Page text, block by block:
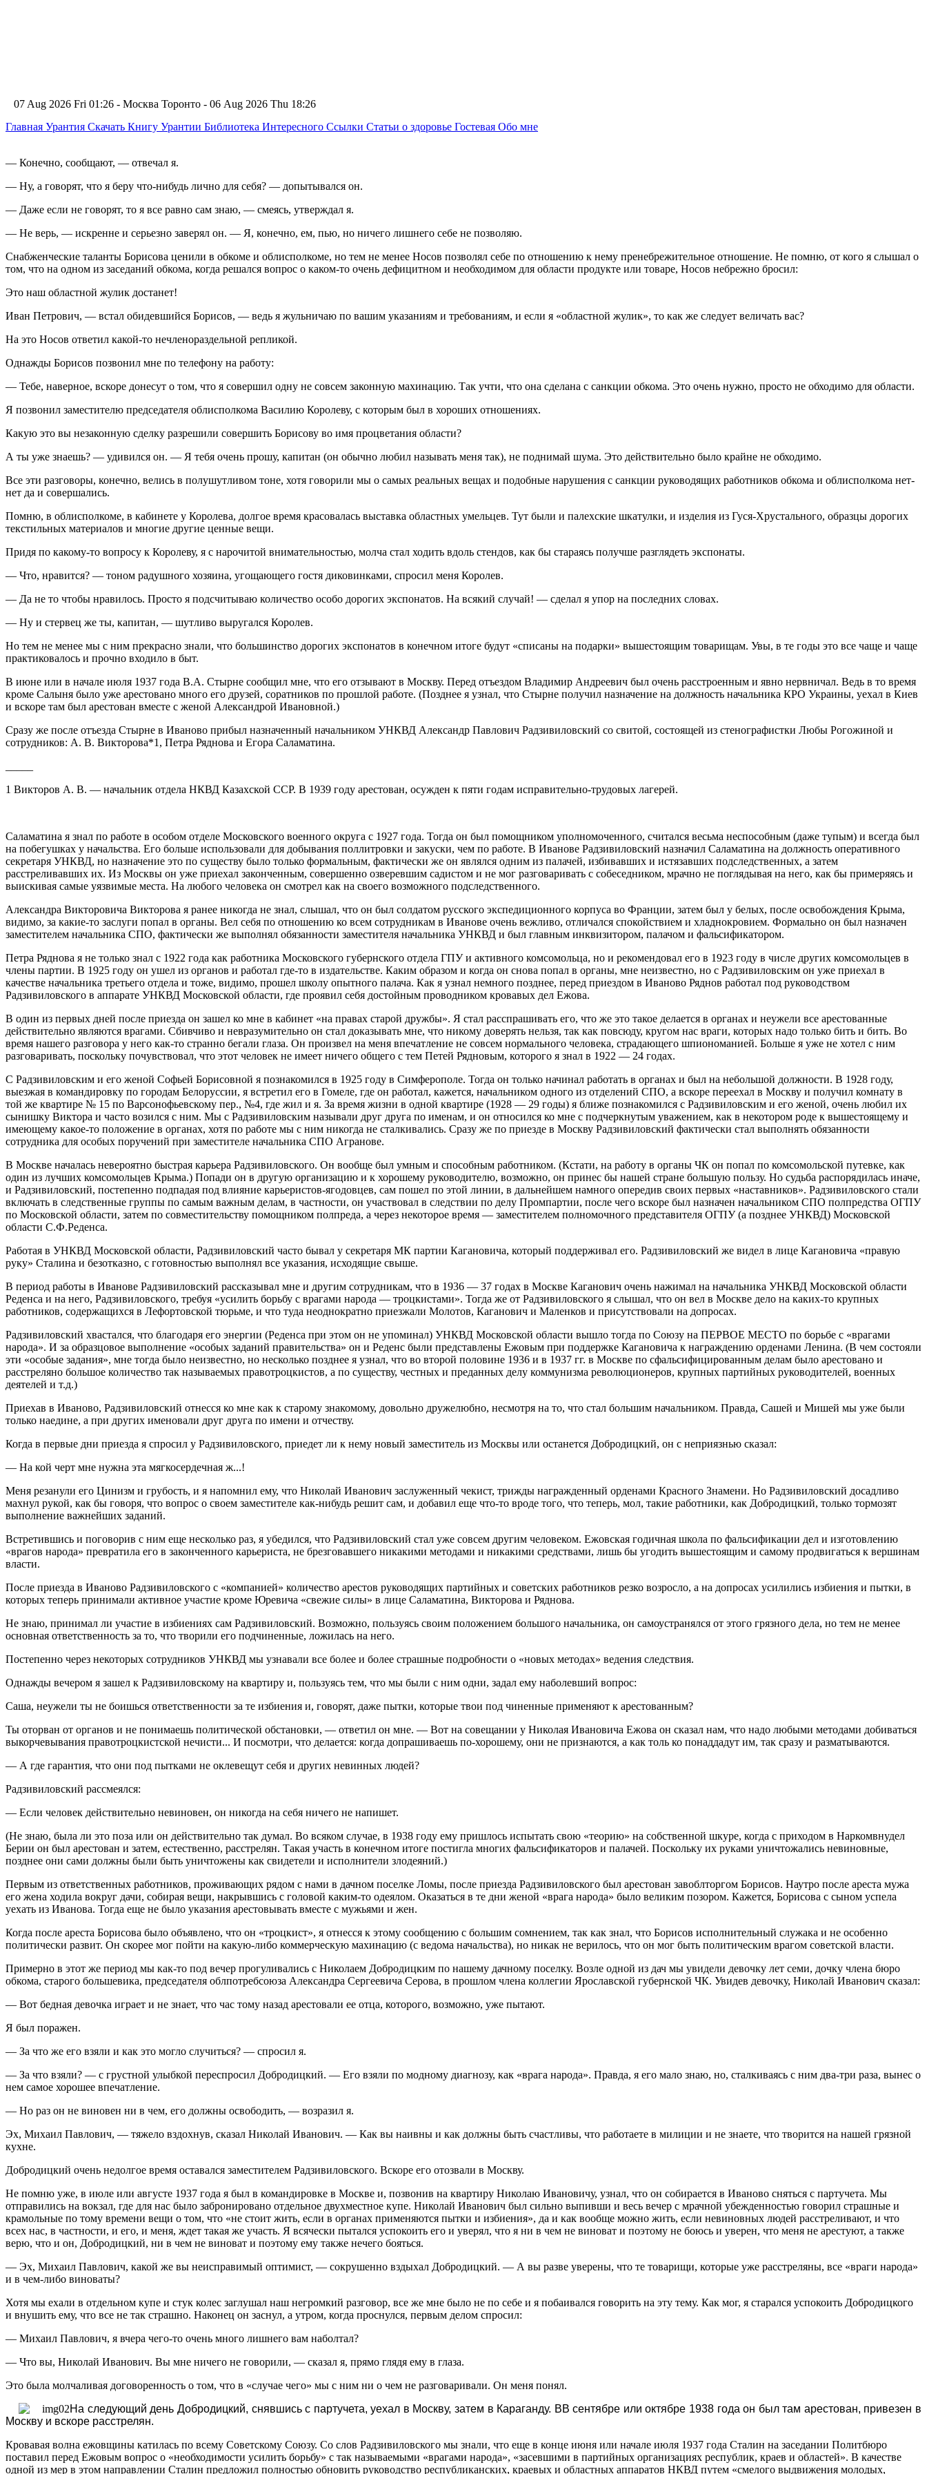
07 Aug 2026 Fri 01:26 - Москва Торонто - 06 Aug 2026 Thu 18:26
Главная Урантия Скачать Книгу Урантии Библиотека Интересного Ссылки Статьи о здоровье Гостевая Обо мне
— Конечно, сообщают, — отвечал я.
— Ну, а говорят, что я беру что-нибудь лично для себя? — допытывался он.
— Даже если не говорят, то я все равно сам знаю, — смеясь, утверждал я.
— Не верь, — искренне и серьезно заверял он. — Я, конечно, ем, пью, но ничего лишнего себе не позволяю.
Снабженческие таланты Борисова ценили в обкоме и облисполкоме, но тем не менее Носов позволял себе по отношению к нему пренебрежительное отношение. Не помню, от кого я слышал о
том, что на одном из заседаний обкома, когда решался вопрос о каком-то очень дефицитном и необходимом для области продукте или товаре, Носов небрежно бросил:
Это наш областной жулик достанет!
Иван Петрович, — встал обидевшийся Борисов, — ведь я жульничаю по вашим указаниям и требованиям, и если я «областной жулик», то как же следует величать вас?
На это Носов ответил какой-то нечленораздельной репликой.
Однажды Борисов позвонил мне по телефону на работу:
— Тебе, наверное, вскоре донесут о том, что я совершил одну не совсем законную махинацию. Так учти, что она сделана с санкции обкома. Это очень нужно, просто не обходимо для области.
Я позвонил заместителю председателя облисполкома Василию Королеву, с которым был в хороших отношениях.
Какую это вы незаконную сделку разрешили совершить Борисову во имя процветания области?
А ты уже знаешь? — удивился он. — Я тебя очень прошу, капитан (он обычно любил называть меня так), не поднимай шума. Это действительно было крайне не обходимо.
Все эти разговоры, конечно, велись в полушутливом тоне, хотя говорили мы о самых реальных вещах и подобные нарушения с санкции руководящих работников обкома и облисполкома нет-
нет да и совершались.
Помню, в облисполкоме, в кабинете у Королева, долгое время красовалась выставка областных умельцев. Тут были и палехские шкатулки, и изделия из Гуся-Хрустального, образцы дорогих
текстильных материалов и многие другие ценные вещи.
Придя по какому-то вопросу к Королеву, я с нарочитой внимательностью, молча стал ходить вдоль стендов, как бы стараясь получше разглядеть экспонаты.
— Что, нравится? — тоном радушного хозяина, угощающего гостя диковинками, спросил меня Королев.
— Да не то чтобы нравилось. Просто я подсчитываю количество особо дорогих экспонатов. На всякий случай! — сделал я упор на последних словах.
— Ну и стервец же ты, капитан, — шутливо выругался Королев.
Но тем не менее мы с ним прекрасно знали, что большинство дорогих экспонатов в конечном итоге будут «списаны на подарки» вышестоящим товарищам. Увы, в те годы это все чаще и чаще
практиковалось и прочно входило в быт.
В июне или в начале июля 1937 года В.А. Стырне сообщил мне, что его отзывают в Москву. Перед отъездом Владимир Андреевич был очень расстроенным и явно нервничал. Ведь в то время
кроме Салыня было уже арестовано много его друзей, соратников по прошлой работе. (Позднее я узнал, что Стырне получил назначение на должность начальника КРО Украины, уехал в Киев
и вскоре там был арестован вместе с женой Александрой Ивановной.)
Сразу же после отъезда Стырне в Иваново прибыл назначенный начальником УНКВД Александр Павлович Радзивиловский со свитой, состоящей из стенографистки Любы Рогожиной и
сотрудников: А. В. Викторова*1, Петра Ряднова и Егора Саламатина.
1 Викторов А. В. — начальник отдела НКВД Казахской ССР. В 1939 году арестован, осужден к пяти годам исправительно-трудовых лагерей.
Саламатина я знал по работе в особом отделе Московского военного округа с 1927 года. Тогда он был помощником уполномоченного, считался весьма неспособным (даже тупым) и всегда был
на побегушках у начальства. Его больше использовали для добывания поллитровки и закуски, чем по работе. В Иванове Радзивиловский назначил Саламатина на должность оперативного
секретаря УНКВД, но назначение это по существу было только формальным, фактически же он являлся одним из палачей, избивавших и истязавших подследственных, а затем
расстреливавших их. Из Москвы он уже приехал законченным, совершенно озверевшим садистом и не мог разговаривать с собеседником, мрачно не поглядывая на него, как бы примеряясь и
выискивая самые уязвимые места. На любого человека он смотрел как на своего возможного подследственного.
Александра Викторовича Викторова я ранее никогда не знал, слышал, что он был солдатом русского экспедиционного корпуса во Франции, затем был у белых, после освобождения Крыма,
видимо, за какие-то заслуги попал в органы. Вел себя по отношению ко всем сотрудникам в Иванове очень вежливо, отличался спокойствием и хладнокровием. Формально он был назначен
заместителем начальника СПО, фактически же выполнял обязанности заместителя начальника УНКВД и был главным инквизитором, палачом и фальсификатором.
Петра Ряднова я не только знал с 1922 года как работника Московского губернского отдела ГПУ и активного комсомольца, но и рекомендовал его в 1923 году в числе других комсомольцев в
члены партии. В 1925 году он ушел из органов и работал где-то в издательстве. Каким образом и когда он снова попал в органы, мне неизвестно, но с Радзивиловским он уже приехал в
качестве начальника третьего отдела и тоже, видимо, прошел школу опытного палача. Как я узнал немного позднее, перед приездом в Иваново Ряднов работал под руководством
Радзивиловского в аппарате УНКВД Московской области, где проявил себя достойным проводником кровавых дел Ежова.
В один из первых дней после приезда он зашел ко мне в кабинет «на правах старой дружбы». Я стал расспрашивать его, что же это такое делается в органах и неужели все арестованные
действительно являются врагами. Сбивчиво и невразумительно он стал доказывать мне, что никому доверять нельзя, так как повсюду, кругом нас враги, которых надо только бить и бить. Во
время нашего разговора у него как-то странно бегали глаза. Он произвел на меня впечатление не совсем нормального человека, страдающего шпиономанией. Больше я уже не хотел с ним
разговаривать, поскольку почувствовал, что этот человек не имеет ничего общего с тем Петей Рядновым, которого я знал в 1922 — 24 годах.
С Радзивиловским и его женой Софьей Борисовной я познакомился в 1925 году в Симферополе. Тогда он только начинал работать в органах и был на небольшой должности. В 1928 году,
выезжая в командировку по городам Белоруссии, я встретил его в Гомеле, где он работал, кажется, начальником одного из отделений СПО, а вскоре переехал в Москву и получил комнату в
той же квартире № 15 по Варсонофьевскому пер., №4, где жил и я. За время жизни в одной квартире (1928 — 29 годы) я ближе познакомился с Радзивиловским и его женой, очень любил их
сынишку Виктора и часто возился с ним. Мы с Радзивиловским называли друг друга по именам, и он относился ко мне с подчеркнутым уважением, как в некотором роде к вышестоящему и
имеющему какое-то положение в органах, хотя по работе мы с ним никогда не сталкивались. Сразу же по приезде в Москву Радзивиловский фактически стал выполнять обязанности
сотрудника для особых поручений при заместителе начальника СПО Агранове.
В Москве началась невероятно быстрая карьера Радзивиловского. Он вообще был умным и способным работником. (Кстати, на работу в органы ЧК он попал по комсомольской путевке, как
один из лучших комсомольцев Крыма.) Попади он в другую организацию и к хорошему руководителю, возможно, он принес бы нашей стране большую пользу. Но судьба распорядилась иначе,
и Радзивиловский, постепенно подпадая под влияние карьеристов-ягодовцев, сам пошел по этой линии, в дальнейшем намного опередив своих первых «наставников». Радзивиловского стали
включать в следственные группы по самым важным делам, в частности, он участвовал в следствии по делу Промпартии, после чего вскоре был назначен начальником СПО полпредства ОГПУ
по Московской области, затем по совместительству помощником полпреда, а через некоторое время — заместителем полномочного представителя ОГПУ (а позднее УНКВД) Московской
области С.Ф.Реденса.
Работая в УНКВД Московской области, Радзивиловский часто бывал у секретаря МК партии Кагановича, который поддерживал его. Радзивиловский же видел в лице Кагановича «правую
руку» Сталина и безотказно, с готовностью выполнял все указания, исходящие свыше.
В период работы в Иванове Радзивиловский рассказывал мне и другим сотрудникам, что в 1936 — 37 годах в Москве Каганович очень нажимал на начальника УНКВД Московской области
Реденса и на него, Радзивиловского, требуя «усилить борьбу с врагами народа — троцкистами». Тогда же от Радзивиловского я слышал, что он вел в Москве дело на каких-то крупных
работников, содержащихся в Лефортовской тюрьме, и что туда неоднократно приезжали Молотов, Каганович и Маленков и присутствовали на допросах.
Радзивиловский хвастался, что благодаря его энергии (Реденса при этом он не упоминал) УНКВД Московской области вышло тогда по Союзу на ПЕРВОЕ МЕСТО по борьбе с «врагами
народа». И за образцовое выполнение «особых заданий правительства» он и Реденс были представлены Ежовым при поддержке Кагановича к награждению орденами Ленина. (В чем состояли
эти «особые задания», мне тогда было неизвестно, но несколько позднее я узнал, что во второй половине 1936 и в 1937 гг. в Москве по сфальсифицированным делам было арестовано и
расстреляно большое количество так называемых правотроцкистов, а по существу, честных и преданных делу коммунизма революционеров, крупных партийных руководителей, военных
деятелей и т.д.)
Приехав в Иваново, Радзивиловский отнесся ко мне как к старому знакомому, довольно дружелюбно, несмотря на то, что стал большим начальником. Правда, Сашей и Мишей мы уже были
только наедине, а при других именовали друг друга по имени и отчеству.
Когда в первые дни приезда я спросил у Радзивиловского, приедет ли к нему новый заместитель из Москвы или останется Добродицкий, он с неприязнью сказал:
— На кой черт мне нужна эта мягкосердечная ж...!
Меня резанули его Цинизм и грубость, и я напомнил ему, что Николай Иванович заслуженный чекист, трижды награжденный орденами Красного Знамени. Но Радзивиловский досадливо
махнул рукой, как бы говоря, что вопрос о своем заместителе как-нибудь решит сам, и добавил еще что-то вроде того, что теперь, мол, такие работники, как Добродицкий, только тормозят
выполнение важнейших заданий.
Встретившись и поговорив с ним еще несколько раз, я убедился, что Радзивиловский стал уже совсем другим человеком. Ежовская годичная школа по фальсификации дел и изготовлению
«врагов народа» превратила его в законченного карьериста, не брезговавшего никакими методами и никакими средствами, лишь бы угодить вышестоящим и самому продвигаться к вершинам
власти.
После приезда в Иваново Радзивиловского с «компанией» количество арестов руководящих партийных и советских работников резко возросло, а на допросах усилились избиения и пытки, в
которых теперь принимали активное участие кроме Юревича «свежие силы» в лице Саламатина, Викторова и Ряднова.
Не знаю, принимал ли участие в избиениях сам Радзивиловский. Возможно, пользуясь своим положением большого начальника, он самоустранялся от этого грязного дела, но тем не менее
основная ответственность за то, что творили его подчиненные, ложилась на него.
Постепенно через некоторых сотрудников УНКВД мы узнавали все более и более страшные подробности о «новых методах» ведения следствия.
Однажды вечером я зашел к Радзивиловскому на квартиру и, пользуясь тем, что мы были с ним одни, задал ему наболевший вопрос:
Саша, неужели ты не боишься ответственности за те избиения и, говорят, даже пытки, которые твои под чиненные применяют к арестованным?
Ты оторван от органов и не понимаешь политической обстановки, — ответил он мне. — Вот на совещании у Николая Ивановича Ежова он сказал нам, что надо любыми методами добиваться
выкорчевывания правотроцкистской нечисти... И посмотри, что делается: когда допрашиваешь по-хорошему, они не признаются, а как толь ко понаддадут им, так сразу и разматываются.
— А где гарантия, что они под пытками не оклевещут себя и других невинных людей?
Радзивиловский рассмеялся:
— Если человек действительно невиновен, он никогда на себя ничего не напишет.
(Не знаю, была ли это поза или он действительно так думал. Во всяком случае, в 1938 году ему пришлось испытать свою «теорию» на собственной шкуре, когда с приходом в Наркомвнудел
Берии он был арестован и затем, естественно, расстрелян. Такая участь в конечном итоге постигла многих фальсификаторов и палачей. Поскольку их руками уничтожались невиновные,
позднее они сами должны были быть уничтожены как свидетели и исполнители злодеяний.)
Первым из ответственных работников, проживающих рядом с нами в дачном поселке Ломы, после приезда Радзивиловского был арестован завоблторгом Борисов. Наутро после ареста мужа
его жена ходила вокруг дачи, собирая вещи, накрывшись с головой каким-то одеялом. Оказаться в те дни женой «врага народа» было великим позором. Кажется, Борисова с сыном успела
уехать из Иванова. Тогда еще не было указания арестовывать вместе с мужьями и жен.
Когда после ареста Борисова было объявлено, что он «троцкист», я отнесся к этому сообщению с большим сомнением, так как знал, что Борисов исполнительный служака и не особенно
политически развит. Он скорее мог пойти на какую-либо коммерческую махинацию (с ведома начальства), но никак не верилось, что он мог быть политическим врагом советской власти.
Примерно в этот же период мы как-то под вечер прогуливались с Николаем Добродицким по нашему дачному поселку. Возле одной из дач мы увидели девочку лет семи, дочку члена бюро
обкома, старого большевика, председателя облпотребсоюза Александра Сергеевича Серова, в прошлом члена коллегии Ярославской губернской ЧК. Увидев девочку, Николай Иванович сказал:
— Вот бедная девочка играет и не знает, что час тому назад арестовали ее отца, которого, возможно, уже пытают.
Я был поражен.
— За что же его взяли и как это могло случиться? — спросил я.
— За что взяли? — с грустной улыбкой переспросил Добродицкий. — Его взяли по модному диагнозу, как «врага народа». Правда, я его мало знаю, но, сталкиваясь с ним два-три раза, вынес о
нем самое хорошее впечатление.
— Но раз он не виновен ни в чем, его должны освободить, — возразил я.
Эх, Михаил Павлович, — тяжело вздохнув, сказал Николай Иванович. — Как вы наивны и как должны быть счастливы, что работаете в милиции и не знаете, что творится на нашей грязной
кухне.
Добродицкий очень недолгое время оставался заместителем Радзивиловского. Вскоре его отозвали в Москву.
Не помню уже, в июле или августе 1937 года я был в командировке в Москве и, позвонив на квартиру Николаю Ивановичу, узнал, что он собирается в Иваново сняться с партучета. Мы
отправились на вокзал, где для нас было забронировано отдельное двухместное купе. Николай Иванович был сильно выпивши и весь вечер с мрачной убежденностью говорил страшные и
крамольные по тому времени вещи о том, что «не стоит жить, если в органах применяются пытки и избиения», да и как вообще можно жить, если невиновных людей расстреливают, и что
всех нас, в частности, и его, и меня, ждет такая же участь. Я всячески пытался успокоить его и уверял, что я ни в чем не виноват и поэтому не боюсь и уверен, что меня не арестуют, а также
верю, что и он, Добродицкий, ни в чем не виноват и поэтому ему также нечего бояться.
— Эх, Михаил Павлович, какой же вы неисправимый оптимист, — сокрушенно вздыхал Добродицкий. — А вы разве уверены, что те товарищи, которые уже расстреляны, все «враги народа»
и в чем-либо виноваты?
Хотя мы ехали в отдельном купе и стук колес заглушал наш негромкий разговор, все же мне было не по себе и я побаивался говорить на эту тему. Как мог, я старался успокоить Добродицкого
и внушить ему, что все не так страшно. Наконец он заснул, а утром, когда проснулся, первым делом спросил:
— Михаил Павлович, я вчера чего-то очень много лишнего вам наболтал?
— Что вы, Николай Иванович. Вы мне ничего не говорили, — сказал я, прямо глядя ему в глаза.
Это была молчаливая договоренность о том, что в «случае чего» мы с ним ни о чем не разговаривали. Он меня понял.
На следующий день Добродицкий, снявшись с партучета, уехал в Москву, затем в Караганду. ВВ сентябре или октябре 1938 года он был там арестован, привезен в
Москву и вскоре расстрелян.
Кровавая волна ежовщины катилась по всему Советскому Союзу. Со слов Радзивиловского мы знали, что еще в конце июня или начале июля 1937 года Сталин на заседании Политбюро
поставил перед Ежовым вопрос о «необходимости усилить борьбу» с так называемыми «врагами народа», «засевшими в партийных организациях республик, краев и областей». В качестве
одной из мер в этом направлении Сталин предложил полностью обновить руководство республиканских, краевых и областных аппаратов НКВД путем «смелого выдвижения молодых,